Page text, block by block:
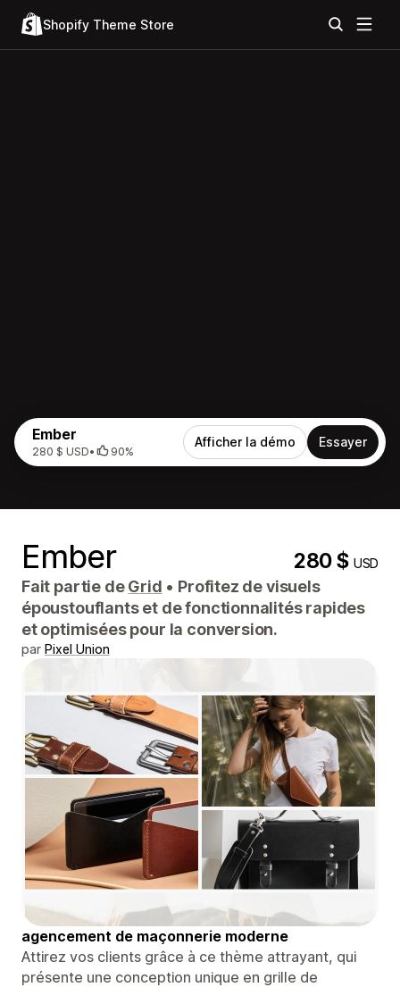
Shopify Theme Store
Ember
280 $ USD• 90%
Afficher la démo Essayer
Ember 280 $USD
Fait partie deGrid • Profitez de visuels
époustouflants et de fonctionnalités rapides
et optimisées pour la conversion.
par Pixel Union
agencement de maçonnerie moderne
Attirez vos clients grâce à ce thème attrayant, qui
présente une conception unique en grille de